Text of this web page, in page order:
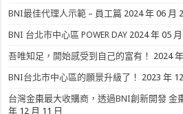
BNI最佳代理人示範 – 員工篇 2024 年 06 月
BNI 台北市中心區 POWER DAY 2024 年 05 月
吾唯知足，開始感受到自己的富有！ 2024
BNI台北市中心區的願景升級了！ 2023 年
台灣金棗最大收購商，透過BNI創新開發 金
年 12 月 11 日